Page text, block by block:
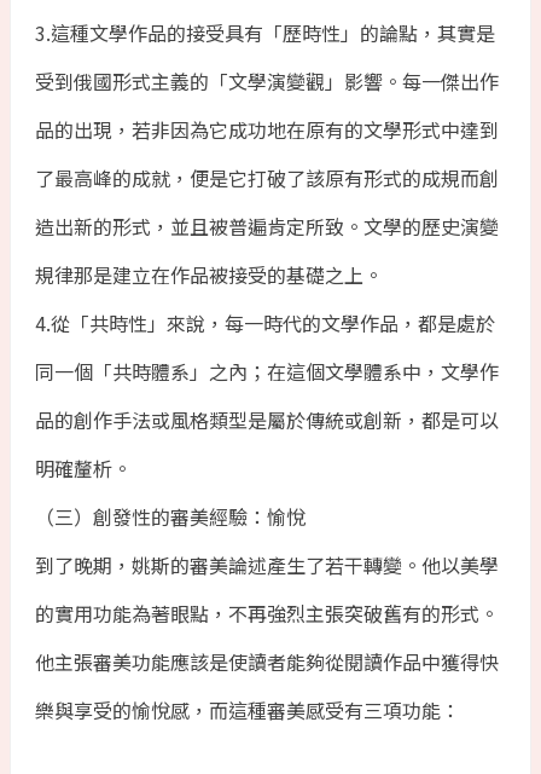
3.這種文學作品的接受具有「歷時性」的論點，其實是
受到俄國形式主義的「文學演變觀」影響。每一傑出作
品的出現，若非因為它成功地在原有的文學形式中達到
了最高峰的成就，便是它打破了該原有形式的成規而創
造出新的形式，並且被普遍肯定所致。文學的歷史演變
規律那是建立在作品被接受的基礎之上。
4.從「共時性」來說，每一時代的文學作品，都是處於
同一個「共時體系」之內；在這個文學體系中，文學作
品的創作手法或風格類型是屬於傳統或創新，都是可以
明確釐析。
（三）創發性的審美經驗：愉悅
到了晚期，姚斯的審美論述產生了若干轉變。他以美學
的實用功能為著眼點，不再強烈主張突破舊有的形式。
他主張審美功能應該是使讀者能夠從閱讀作品中獲得快
樂與享受的愉悅感，而這種審美感受有三項功能：